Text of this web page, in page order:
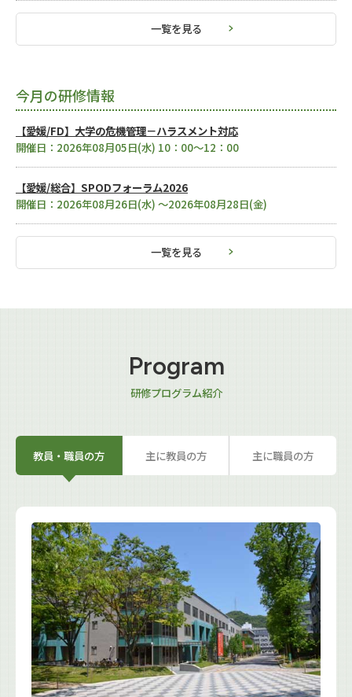
一覧を見る
今月の研修情報
【愛媛/FD】大学の危機管理－ハラスメント対応
開催日： 2026年08月05日(水) 10：00〜12：00
【愛媛/総合】SPODフォーラム2026
開催日： 2026年08月26日(水) 〜2026年08月28日(金)
一覧を見る
Program
研修プログラム紹介
教員・職員の方 主に教員の方 主に職員の方